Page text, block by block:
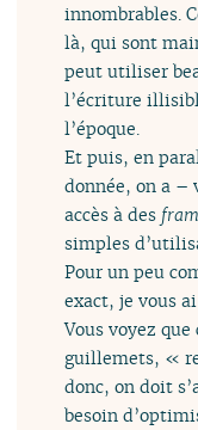
innombrables.
là, qui sont
peut utiliser
l’écriture
l’époque.
Et puis, en
donnée, on a –
accès à des
simples
Pour un peu
exact, je vous
Vous voyez
guillemets, «
donc, on doit
besoin